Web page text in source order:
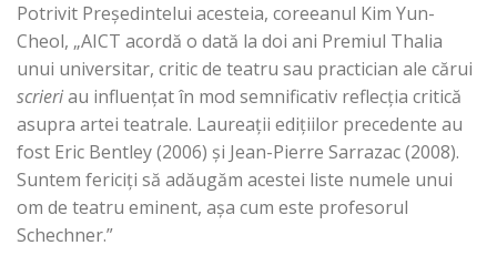
Potrivit Preşedintelui acesteia, coreeanul Kim Yun-
Cheol, „AICT acordă o dată la doi ani Premiul Thalia
unui universitar, critic de teatru sau practician ale cărui
scrieriau influenţat în mod semnificativ reflecţia critică
asupra artei teatrale. Laureaţii ediţiilor precedente au
fost Eric Bentley (2006) şi Jean-Pierre Sarrazac (2008).
Suntem fericiţi să adăugăm acestei liste numele unui
om de teatru eminent, aşa cum este profesorul
Schechner.”